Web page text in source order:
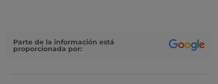
Parte de la información está
proporcionada por: